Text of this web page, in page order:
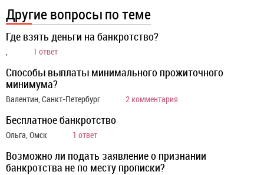
Другие вопросы по теме
Где взять деньги на банкротство?
1 ответ
Способы выплаты минимального прожиточного
минимума?
Валентин, Санкт-Петербург 2 комментария
Бесплатное банкротство
Ольга, Омск 1 ответ
Возможно ли подать заявление о признании
банкротства не по месту прописки?